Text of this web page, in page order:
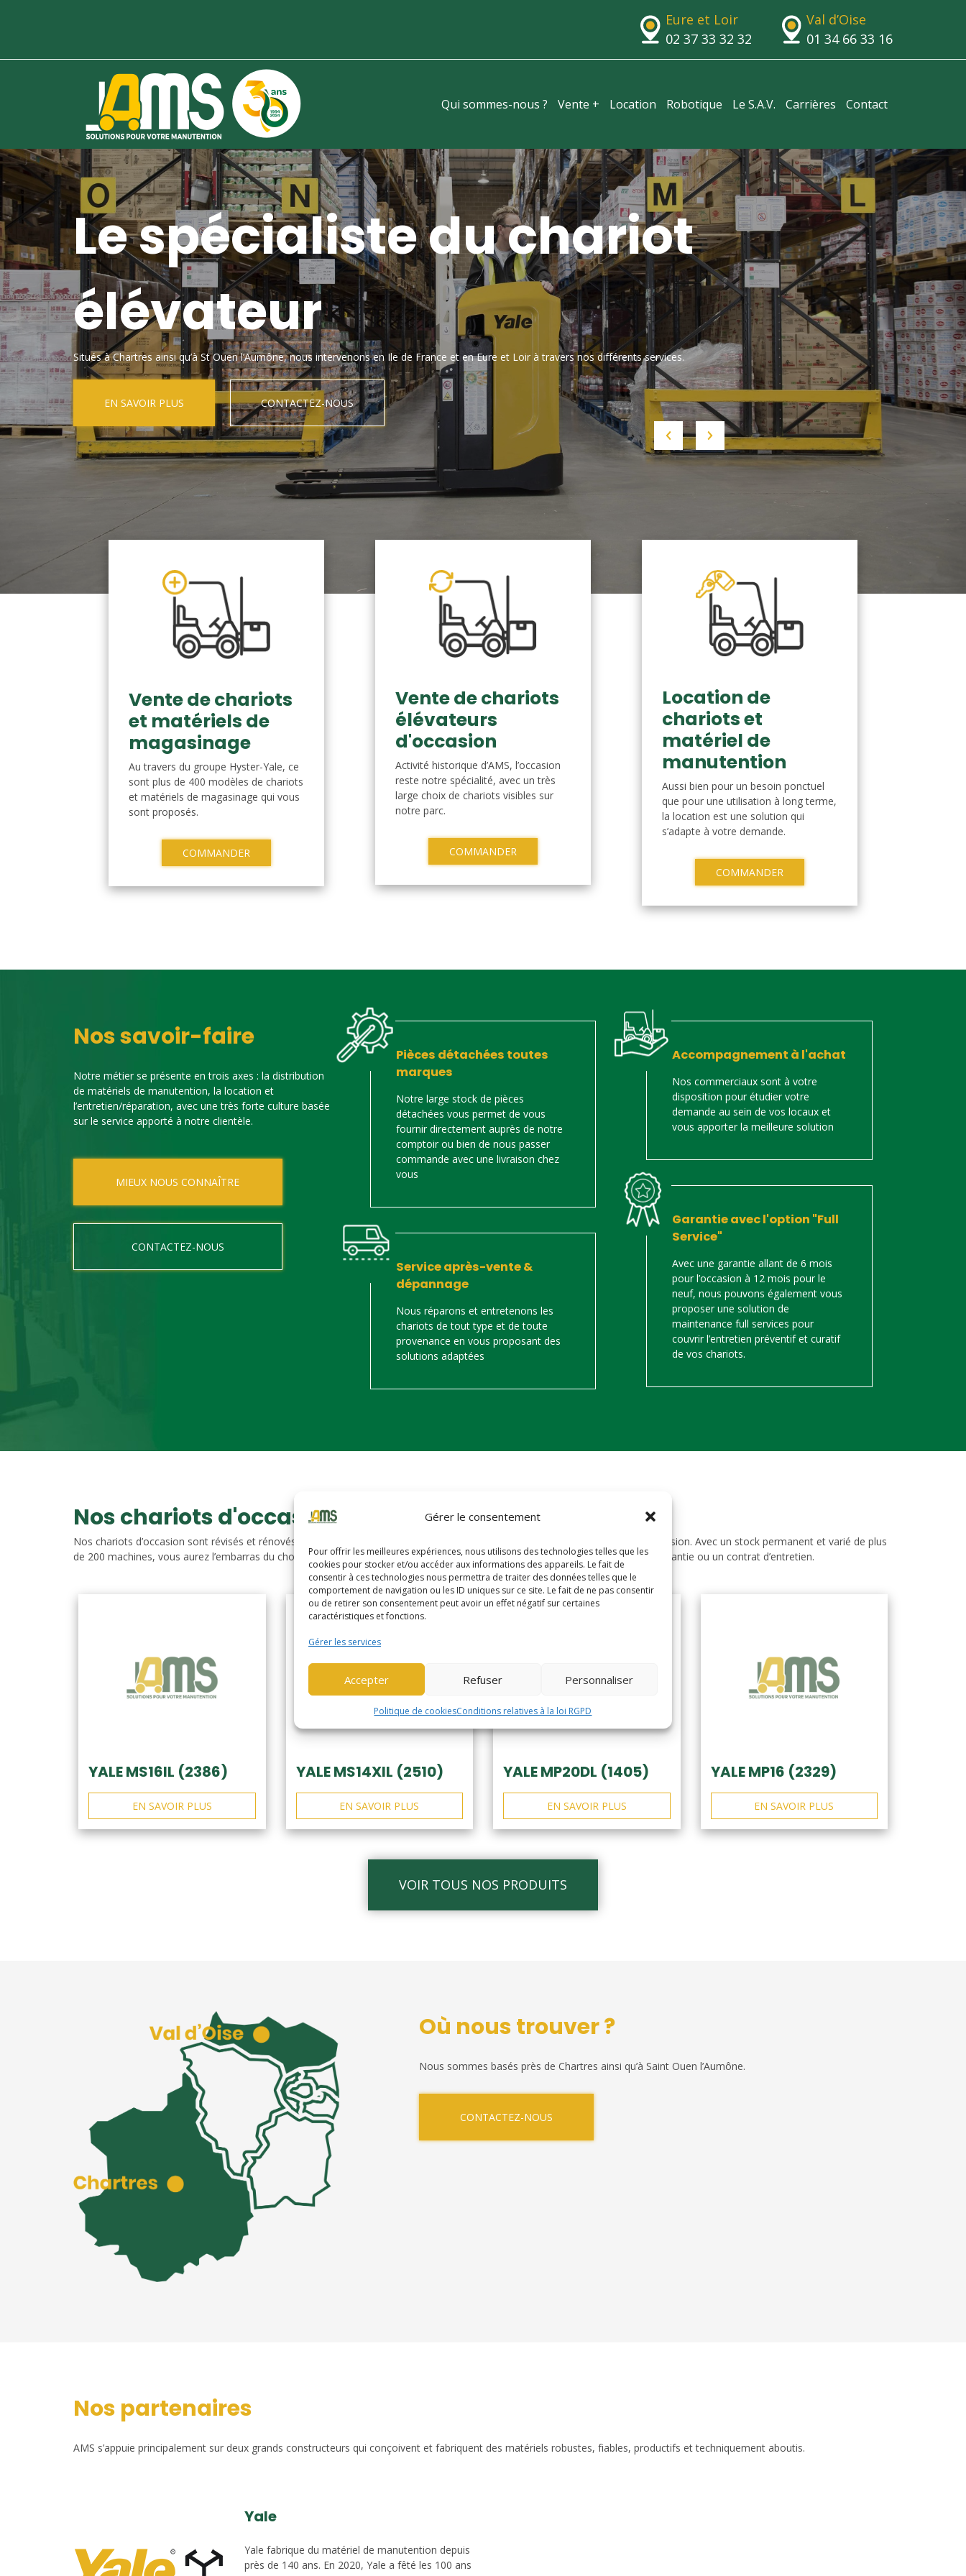
Gérer le consentement
Pour offrir les meilleures expériences, nous utilisons des technologies telles que les
cookies pour stocker et/ou accéder aux informations des appareils. Le fait de
consentir à ces technologies nous permettra de traiter des données telles que le
comportement de navigation ou les ID uniques sur ce site. Le fait de ne pas consentir
ou de retirer son consentement peut avoir un effet négatif sur certaines
caractéristiques et fonctions.
Gérer les services
Accepter Refuser Personnaliser
Politique de cookiesConditions relatives à la loi RGPD
Eure et Loir
02 37 33 32 32
Val d’Oise
01 34 66 33 16
Qui sommes-nous ? Vente + Location Robotique Le S.A.V. Carrières Contact
Le spécialiste du chariot
élévateur
Situés à Chartres ainsi qu’à St Ouen l’Aumône, nous intervenons en Ile de France et en Eure et Loir à travers nos différents services.
EN SAVOIR PLUS CONTACTEZ-NOUS
Vente de chariots
et matériels de
magasinage
Au travers du groupe Hyster-Yale, ce
sont plus de 400 modèles de chariots
et matériels de magasinage qui vous
sont proposés.
COMMANDER
Vente de chariots
élévateurs
d'occasion
Activité historique d’AMS, l’occasion
reste notre spécialité, avec un très
large choix de chariots visibles sur
notre parc.
COMMANDER
Location de
chariots et
matériel de
manutention
Aussi bien pour un besoin ponctuel
que pour une utilisation à long terme,
la location est une solution qui
s’adapte à votre demande.
COMMANDER
Nos savoir-faire
Notre métier se présente en trois axes : la distribution
de matériels de manutention, la location et
l’entretien/réparation, avec une très forte culture basée
sur le service apporté à notre clientèle.
MIEUX NOUS CONNAÎTRE
CONTACTEZ-NOUS
Pièces détachées toutes
marques
Notre large stock de pièces
détachées vous permet de vous
fournir directement auprès de notre
comptoir ou bien de nous passer
commande avec une livraison chez
vous
Service après-vente &
dépannage
Nous réparons et entretenons les
chariots de tout type et de toute
provenance en vous proposant des
solutions adaptées
Accompagnement à l'achat
Nos commerciaux sont à votre
disposition pour étudier votre
demande au sein de vos locaux et
vous apporter la meilleure solution
Garantie avec l'option "Full
Service"
Avec une garantie allant de 6 mois
pour l’occasion à 12 mois pour le
neuf, nous pouvons également vous
proposer une solution de
maintenance full services pour
couvrir l’entretien préventif et curatif
de vos chariots.
Nos chariots d'occasion
Nos chariots d’occasion sont révisés et rénovés. Vous trouverez ci-dessous notre catalogue de matériels de manutention d’occasion. Avec un stock permanent et varié de plus
de 200 machines, vous aurez l’embarras du choix. Nos chariots sont révisés, reconditionnés, repeints, prêts à partir avec une garantie ou un contrat d’entretien.
YALE MS16IL (2386)
EN SAVOIR PLUS
YALE MS14XIL (2510)
EN SAVOIR PLUS
YALE MP20DL (1405)
EN SAVOIR PLUS
YALE MP16 (2329)
EN SAVOIR PLUS
VOIR TOUS NOS PRODUITS
Où nous trouver ?
Nous sommes basés près de Chartres ainsi qu’à Saint Ouen l’Aumône.
CONTACTEZ-NOUS
Nos partenaires
AMS s’appuie principalement sur deux grands constructeurs qui conçoivent et fabriquent des matériels robustes, fiables, productifs et techniquement aboutis.
Yale
Yale fabrique du matériel de manutention depuis
près de 140 ans. En 2020, Yale a fêté les 100 ans